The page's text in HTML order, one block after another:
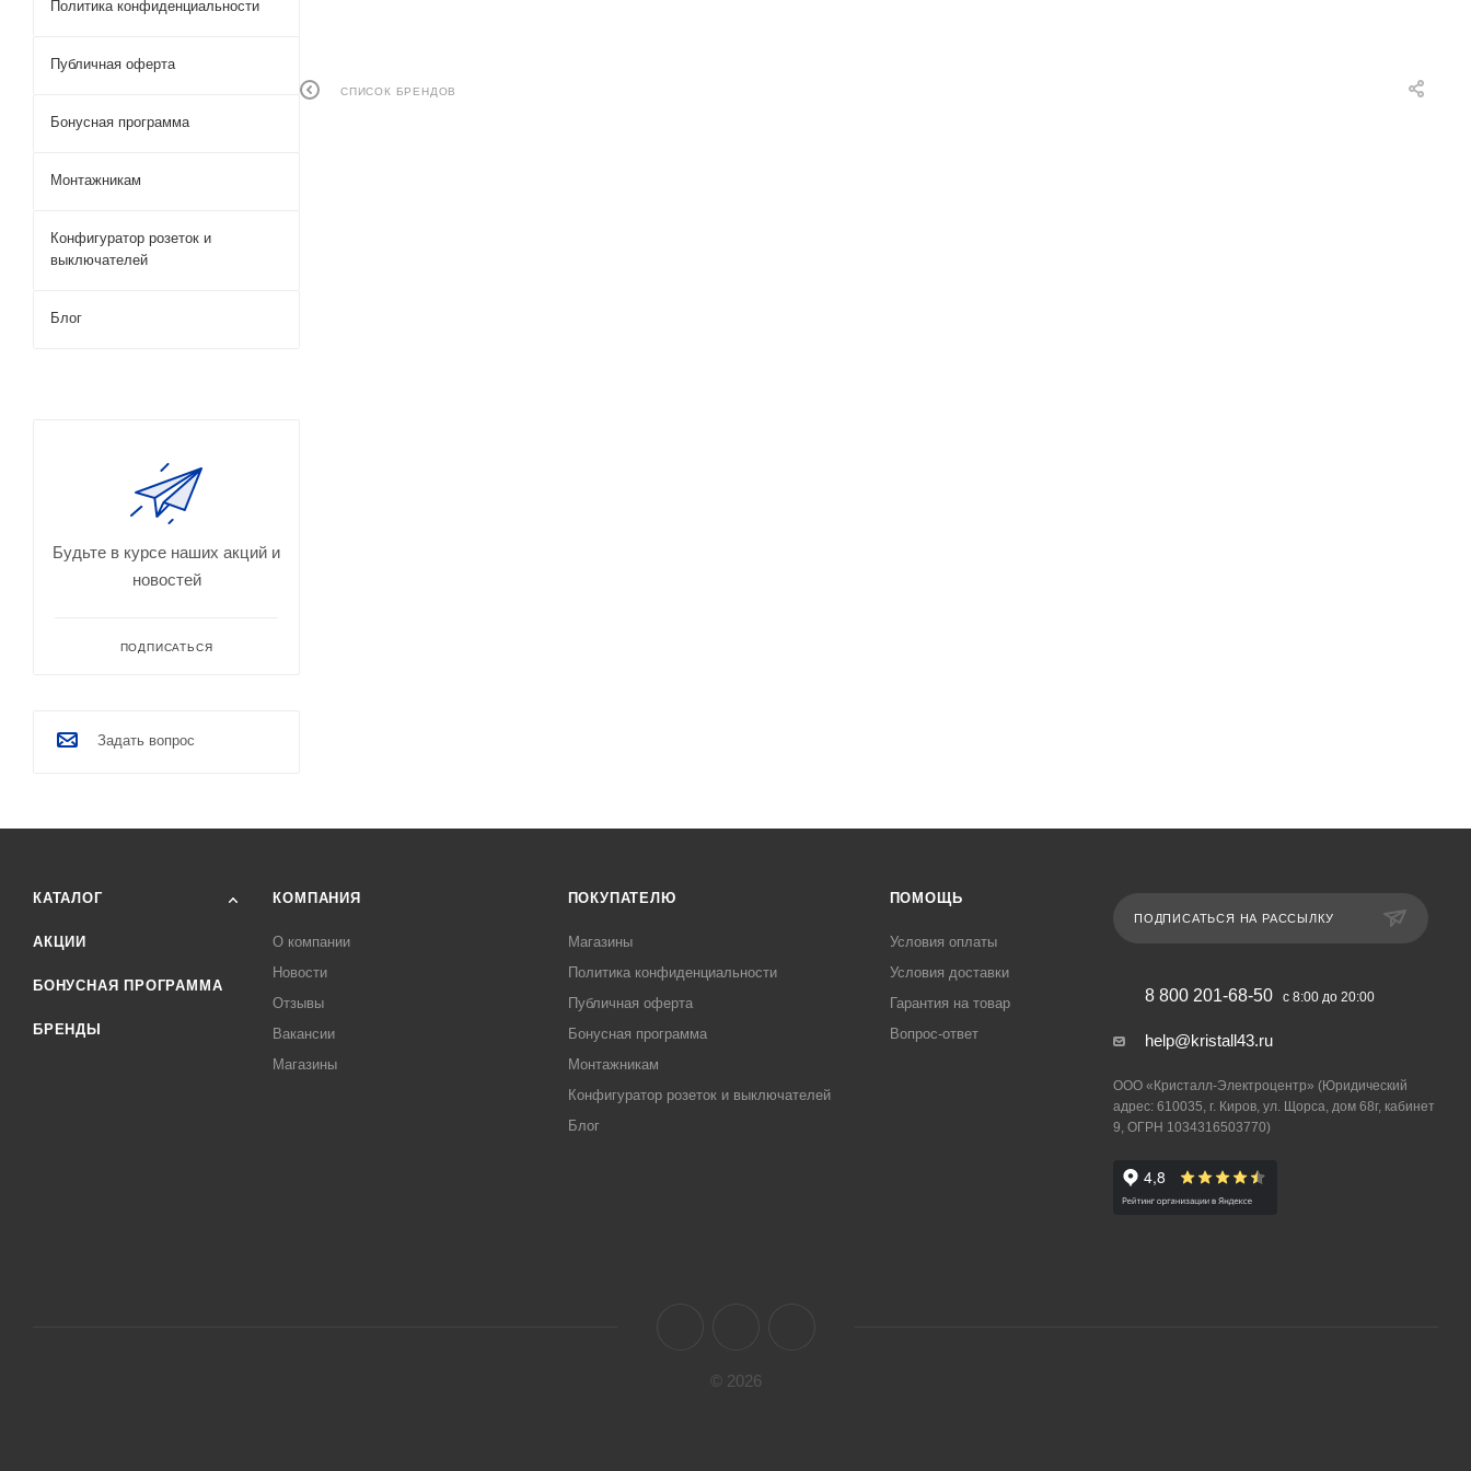
СПИСОК БРЕНДОВ
Политика конфиденциальности
Публичная оферта
Бонусная программа
Монтажникам
Конфигуратор розеток и
выключателей
Блог
Будьте в курсе наших акций и
новостей
ПОДПИСАТЬСЯ
Задать вопрос
КАТАЛОГ
АКЦИИ
БОНУСНАЯ ПРОГРАММА
БРЕНДЫ
КОМПАНИЯ
О компании
Новости
Отзывы
Вакансии
Магазины
ПОКУПАТЕЛЮ
Магазины
Политика конфиденциальности
Публичная оферта
Бонусная программа
Монтажникам
Конфигуратор розеток и выключателей
Блог
ПОМОЩЬ
Условия оплаты
Условия доставки
Гарантия на товар
Вопрос-ответ
ПОДПИСАТЬСЯ НА РАССЫЛКУ
8 800 201-68-50 с 8:00 до 20:00
help@kristall43.ru
ООО «Кристалл-Электроцентр» (Юридический
адрес: 610035, г. Киров, ул. Щорса, дом 68г, кабинет
9, ОГРН 1034316503770)
© 2026